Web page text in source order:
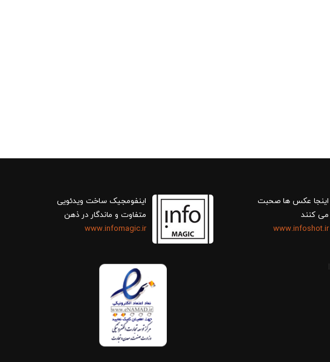
اینجا عکس ها صحبت
می کنند
www.infoshot.ir
اینفومجیک ساخت ویدئویی
متفاوت و ماندگار در ذهن
www.infomagic.ir